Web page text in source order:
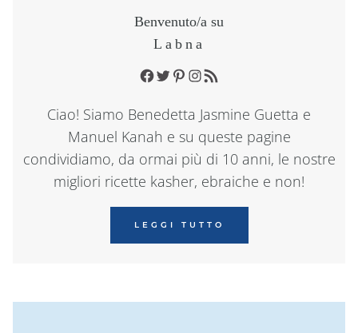
Benvenuto/a su
Labna
Facebook
TwitterPinterest
Instagram
RSS Feed
Ciao! Siamo Benedetta Jasmine Guetta e
Manuel Kanah e su queste pagine
condividiamo, da ormai più di 10 anni, le nostre
migliori ricette kasher, ebraiche e non!
LEGGI TUTTO